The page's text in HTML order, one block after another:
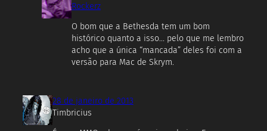
Rockerz
O bom que a Bethesda tem um bom
histórico quanto a isso… pelo que me lembro
acho que a única “mancada” deles foi com a
versão para Mac de Skrym.
28 de janeiro de 2013
Timbricius